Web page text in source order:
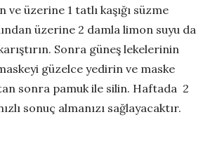
ve üzerine 1 tatlı kaşığı süzme
üzerine 2 damla limon suyu da
Sonra güneş lekelerinin
güzelce yedirin ve maske
sonra pamuk ile silin. Haftada 2
sonuç almanızı sağlayacaktır.